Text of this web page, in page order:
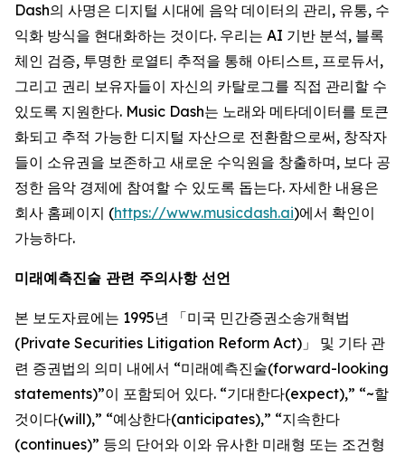
Dash의 사명은 디지털 시대에 음악 데이터의 관리, 유통, 수
익화 방식을 현대화하는 것이다. 우리는 AI 기반 분석, 블록
체인 검증, 투명한 로열티 추적을 통해 아티스트, 프로듀서,
그리고 권리 보유자들이 자신의 카탈로그를 직접 관리할 수
있도록 지원한다. Music Dash는 노래와 메타데이터를 토큰
화되고 추적 가능한 디지털 자산으로 전환함으로써, 창작자
들이 소유권을 보존하고 새로운 수익원을 창출하며, 보다 공
정한 음악 경제에 참여할 수 있도록 돕는다. 자세한 내용은
회사 홈페이지 (https://www.musicdash.ai)에서 확인이
가능하다.
미래예측진술 관련 주의사항 선언
본 보도자료에는 1995년 「미국 민간증권소송개혁법
(Private Securities Litigation Reform Act)」 및 기타 관
련 증권법의 의미 내에서 “미래예측진술(forward-looking
statements)”이 포함되어 있다. “기대한다(expect),” “~할
것이다(will),” “예상한다(anticipates),” “지속한다
(continues)” 등의 단어와 이와 유사한 미래형 또는 조건형